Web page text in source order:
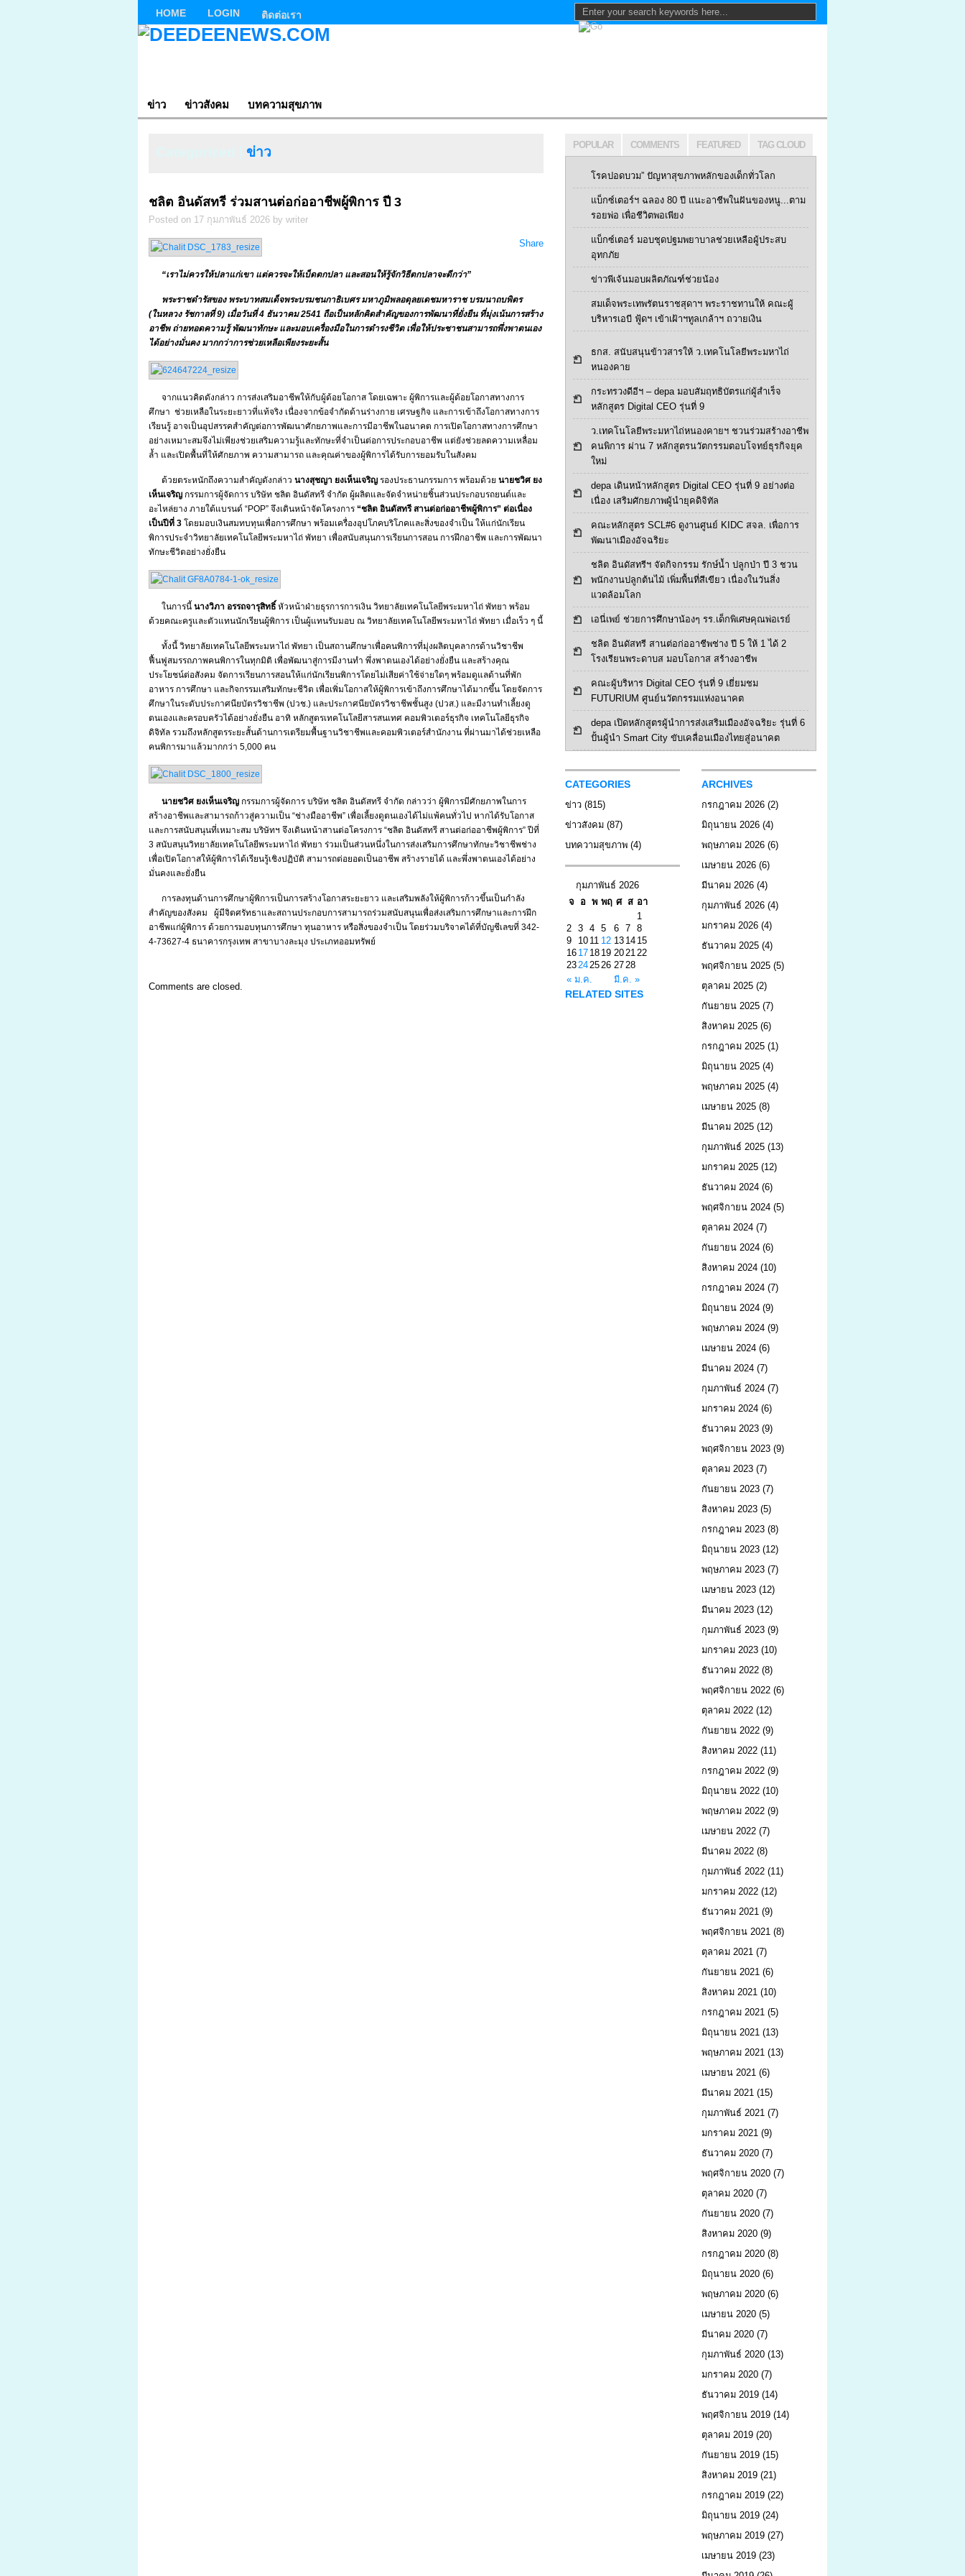
HOME LOGIN ติดต่อเรา
ข่าว ข่าวสังคม บทความสุขภาพ
ข่าว
ชลิต อินดัสทรี ร่วมสานต่อก่ออาชีพผู้พิการ ปี 3
Posted on 17 กุมภาพันธ์ 2026 by writer
Share
“เราไม่ควรให้ปลาแก่เขา แต่ควรจะให้เบ็ดตกปลา และสอนให้รู้จักวิธีตกปลาจะดีกว่า”
พระราชดำรัสของ พระบาทสมเด็จพระบรมชนกาธิเบศร มหาภูมิพลอดุลยเดชมหาราช บรมนาถบพิตร
(ในหลวง รัชกาลที่9) เมื่อวันที่ 4 ธันวาคม 2541 ถือเป็นหลักคิดสำคัญของการพัฒนาที่ยั่งยืน ที่มุ่งเน้นการสร้าง
อาชีพ ถ่ายทอดความรู้ พัฒนาทักษะ และมอบเครื่องมือในการดำรงชีวิต เพื่อให้ประชาชนสามารถพึ่งพาตนเอง
ได้อย่างมั่นคง มากกว่าการช่วยเหลือเพียงระยะสั้น
จากแนวคิดดังกล่าว การส่งเสริมอาชีพให้กับผู้ด้อยโอกาส โดยเฉพาะ ผู้พิการและผู้ด้อยโอกาสทางการ
ศึกษา ช่วยเหลือในระยะยาวที่แท้จริง เนื่องจากข้อจำกัดด้านร่างกาย เศรษฐกิจ และการเข้าถึงโอกาสทางการ
เรียนรู้ อาจเป็นอุปสรรคสำคัญต่อการพัฒนาศักยภาพและการมีอาชีพในอนาคต การเปิดโอกาสทางการศึกษา
อย่างเหมาะสมจึงไม่เพียงช่วยเสริมความรู้และทักษะที่จำเป็นต่อการประกอบอาชีพ แต่ยังช่วยลดความเหลื่อม
ล้ำ และเปิดพื้นที่ให้ศักยภาพ ความสามารถ และคุณค่าของผู้พิการได้รับการยอมรับในสังคม
ด้วยตระหนักถึงความสำคัญดังกล่าว นางสุชญา ยงเห็นเจริญ รองประธานกรรมการ พร้อมด้วย นายชวิศ ยง
เห็นเจริญ กรรมการผู้จัดการ บริษัท ชลิต อินดัสทรี จำกัด ผู้ผลิตและจัดจำหน่ายชิ้นส่วนประกอบรถยนต์และ
อะไหล่ยาง ภายใต้แบรนด์ “POP” จึงเดินหน้าจัดโครงการ “ชลิต อินดัสทรี สานต่อก่ออาชีพผู้พิการ” ต่อเนื่อง
เป็นปีที่ 3 โดยมอบเงินสมทบทุนเพื่อการศึกษา พร้อมเครื่องอุปโภคบริโภคและสิ่งของจำเป็น ให้แก่นักเรียน
พิการประจำวิทยาลัยเทคโนโลยีพระมหาไถ่ พัทยา เพื่อสนับสนุนการเรียนการสอน การฝึกอาชีพ และการพัฒนา
ทักษะชีวิตอย่างยั่งยืน
ในการนี้ นางวิภา อรรถจารุสิทธิ์ หัวหน้าฝ่ายธุรการการเงิน วิทยาลัยเทคโนโลยีพระมหาไถ่ พัทยา พร้อม
ด้วยคณะครูและตัวแทนนักเรียนผู้พิการ เป็นผู้แทนรับมอบ ณ วิทยาลัยเทคโนโลยีพระมหาไถ่ พัทยา เมื่อเร็ว ๆ นี้
ทั้งนี้ วิทยาลัยเทคโนโลยีพระมหาไถ่ พัทยา เป็นสถานศึกษาเพื่อคนพิการที่มุ่งผลิตบุคลากรด้านวิชาชีพ
ฟื้นฟูสมรรถภาพคนพิการในทุกมิติ เพื่อพัฒนาสู่การมีงานทำ พึ่งพาตนเองได้อย่างยั่งยืน และสร้างคุณ
ประโยชน์ต่อสังคม จัดการเรียนการสอนให้แก่นักเรียนพิการโดยไม่เสียค่าใช้จ่ายใดๆ พร้อมดูแลด้านที่พัก
อาหาร การศึกษา และกิจกรรมเสริมทักษะชีวิต เพื่อเพิ่มโอกาสให้ผู้พิการเข้าถึงการศึกษาได้มากขึ้น โดยจัดการ
ศึกษาในระดับประกาศนียบัตรวิชาชีพ (ปวช.) และประกาศนียบัตรวิชาชีพชั้นสูง (ปวส.) และมีงานทำเลี้ยงดู
ตนเองและครอบครัวได้อย่างยั่งยืน อาทิ หลักสูตรเทคโนโลยีสารสนเทศ คอมพิวเตอร์ธุรกิจ เทคโนโลยีธุรกิจ
ดิจิทัล รวมถึงหลักสูตรระยะสั้นด้านการเตรียมพื้นฐานวิชาชีพและคอมพิวเตอร์สำนักงาน ที่ผ่านมาได้ช่วยเหลือ
คนพิการมาแล้วมากกว่า 5,000 คน
นายชวิศ ยงเห็นเจริญ กรรมการผู้จัดการ บริษัท ชลิต อินดัสทรี จำกัด กล่าวว่า ผู้พิการมีศักยภาพในการ
สร้างอาชีพและสามารถก้าวสู่ความเป็น “ช่างมืออาชีพ” เพื่อเลี้ยงดูตนเองได้ไม่แพ้คนทั่วไป หากได้รับโอกาส
และการสนับสนุนที่เหมาะสม บริษัทฯ จึงเดินหน้าสานต่อโครงการ “ชลิต อินดัสทรี สานต่อก่ออาชีพผู้พิการ” ปีที่
3 สนับสนุนวิทยาลัยเทคโนโลยีพระมหาไถ่ พัทยา ร่วมเป็นส่วนหนึ่งในการส่งเสริมการศึกษาทักษะวิชาชีพช่าง
เพื่อเปิดโอกาสให้ผู้พิการได้เรียนรู้เชิงปฏิบัติ สามารถต่อยอดเป็นอาชีพ สร้างรายได้ และพึ่งพาตนเองได้อย่าง
มั่นคงและยั่งยืน
การลงทุนด้านการศึกษาผู้พิการเป็นการสร้างโอกาสระยะยาว และเสริมพลังให้ผู้พิการก้าวขึ้นเป็นกำลัง
สำคัญของสังคม ผู้มีจิตศรัทธาและสถานประกอบการสามารถร่วมสนับสนุนเพื่อส่งเสริมการศึกษาและการฝึก
อาชีพแก่ผู้พิการ ด้วยการมอบทุนการศึกษา ทุนอาหาร หรือสิ่งของจำเป็น โดยร่วมบริจาคได้ที่บัญชีเลขที่ 342-
4-73627-4 ธนาคารกรุงเทพ สาขาบางละมุง ประเภทออมทรัพย์
Comments are closed.
POPULAR COMMENTS FEATURED TAG CLOUD
โรคปอดบวม” ปัญหาสุขภาพหลักของเด็กทั่วโลก
แบ็กซ์เตอร์ฯ ฉลอง 80 ปี แนะอาชีพในฝันของหนู...ตาม
รอยพ่อ เพื่อชีวิตพอเพียง
แบ็กซ์เตอร์ มอบชุดปฐมพยาบาลช่วยเหลือผู้ประสบ
อุทกภัย
ข่าวพีเจ้นมอบผลิตภัณฑ์ช่วยน้อง
สมเด็จพระเทพรัตนราชสุดาฯ พระราชทานให้ คณะผู้
บริหารเอบี ฟู้ดฯ เข้าเฝ้าฯทูลเกล้าฯ ถวายเงิน
ธกส. สนับสนุนข้าวสารให้ ว.เทคโนโลยีพระมหาไถ่
หนองคาย
กระทรวงดีอีฯ – depa มอบสัมฤทธิบัตรแก่ผู้สำเร็จ
หลักสูตร Digital CEO รุ่นที่ 9
ว.เทคโนโลยีพระมหาไถ่หนองคายฯ ชวนร่วมสร้างอาชีพ
คนพิการ ผ่าน 7 หลักสูตรนวัตกรรมตอบโจทย์ธุรกิจยุค
ใหม่
depa เดินหน้าหลักสูตร Digital CEO รุ่นที่ 9 อย่างต่อ
เนื่อง เสริมศักยภาพผู้นำยุคดิจิทัล
คณะหลักสูตร SCL#6 ดูงานศูนย์ KIDC สจล. เพื่อการ
พัฒนาเมืองอัจฉริยะ
ชลิต อินดัสทรีฯ จัดกิจกรรม รักษ์น้ำ ปลูกป่า ปี 3 ชวน
พนักงานปลูกต้นไม้ เพิ่มพื้นที่สีเขียว เนื่องในวันสิ่ง
แวดล้อมโลก
เอนี่เพย์ ช่วยการศึกษาน้องๆ รร.เด็กพิเศษคุณพ่อเรย์
ชลิต อินดัสทรี สานต่อก่ออาชีพช่าง ปี 5 ให้ 1 ได้ 2
โรงเรียนพระดาบส มอบโอกาส สร้างอาชีพ
คณะผู้บริหาร Digital CEO รุ่นที่ 9 เยี่ยมชม
FUTURIUM ศูนย์นวัตกรรมแห่งอนาคต
depa เปิดหลักสูตรผู้นำการส่งเสริมเมืองอัจฉริยะ รุ่นที่ 6
ปั้นผู้นำ Smart City ขับเคลื่อนเมืองไทยสู่อนาคต
CATEGORIES
ข่าว (815)
ข่าวสังคม (87)
บทความสุขภาพ (4)
กุมภาพันธ์ 2026
จ
อ พ พฤ ศ ส อา
« ม.ค. มี.ค. »
1
2 3 4 5 6 7 8
9
10 11 12 13 14 15
16 17 18 19 202122
23242526 2728
RELATED SITES
ARCHIVES
กรกฎาคม 2026 (2)
มิถุนายน 2026 (4)
พฤษภาคม 2026 (6)
เมษายน 2026 (6)
มีนาคม 2026 (4)
กุมภาพันธ์ 2026 (4)
มกราคม 2026 (4)
ธันวาคม 2025 (4)
พฤศจิกายน 2025 (5)
ตุลาคม 2025 (2)
กันยายน 2025 (7)
สิงหาคม 2025 (6)
กรกฎาคม 2025 (1)
มิถุนายน 2025 (4)
พฤษภาคม 2025 (4)
เมษายน 2025 (8)
มีนาคม 2025 (12)
กุมภาพันธ์ 2025 (13)
มกราคม 2025 (12)
ธันวาคม 2024 (6)
พฤศจิกายน 2024 (5)
ตุลาคม 2024 (7)
กันยายน 2024 (6)
สิงหาคม 2024 (10)
กรกฎาคม 2024 (7)
มิถุนายน 2024 (9)
พฤษภาคม 2024 (9)
เมษายน 2024 (6)
มีนาคม 2024 (7)
กุมภาพันธ์ 2024 (7)
มกราคม 2024 (6)
ธันวาคม 2023 (9)
พฤศจิกายน 2023 (9)
ตุลาคม 2023 (7)
กันยายน 2023 (7)
สิงหาคม 2023 (5)
กรกฎาคม 2023 (8)
มิถุนายน 2023 (12)
พฤษภาคม 2023 (7)
เมษายน 2023 (12)
มีนาคม 2023 (12)
กุมภาพันธ์ 2023 (9)
มกราคม 2023 (10)
ธันวาคม 2022 (8)
พฤศจิกายน 2022 (6)
ตุลาคม 2022 (12)
กันยายน 2022 (9)
สิงหาคม 2022 (11)
กรกฎาคม 2022 (9)
มิถุนายน 2022 (10)
พฤษภาคม 2022 (9)
เมษายน 2022 (7)
มีนาคม 2022 (8)
กุมภาพันธ์ 2022 (11)
มกราคม 2022 (12)
ธันวาคม 2021 (9)
พฤศจิกายน 2021 (8)
ตุลาคม 2021 (7)
กันยายน 2021 (6)
สิงหาคม 2021 (10)
กรกฎาคม 2021 (5)
มิถุนายน 2021 (13)
พฤษภาคม 2021 (13)
เมษายน 2021 (6)
มีนาคม 2021 (15)
กุมภาพันธ์ 2021 (7)
มกราคม 2021 (9)
ธันวาคม 2020 (7)
พฤศจิกายน 2020 (7)
ตุลาคม 2020 (7)
กันยายน 2020 (7)
สิงหาคม 2020 (9)
กรกฎาคม 2020 (8)
มิถุนายน 2020 (6)
พฤษภาคม 2020 (6)
เมษายน 2020 (5)
มีนาคม 2020 (7)
กุมภาพันธ์ 2020 (13)
มกราคม 2020 (7)
ธันวาคม 2019 (14)
พฤศจิกายน 2019 (14)
ตุลาคม 2019 (20)
กันยายน 2019 (15)
สิงหาคม 2019 (21)
กรกฎาคม 2019 (22)
มิถุนายน 2019 (24)
พฤษภาคม 2019 (27)
เมษายน 2019 (23)